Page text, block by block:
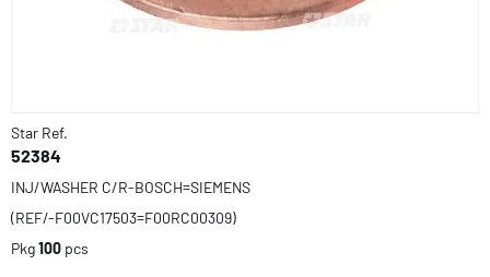
Star Ref.
52384
INJ/WASHER C/R-BOSCH=SIEMENS
(REF/-F00VC17503=F00RC00309)
Pkg100 pcs